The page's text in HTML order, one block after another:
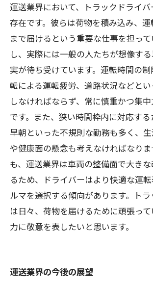
運送業界において、トラックドライ
存在です。彼らは荷物を積み込み、
まで届けるという重要な仕事を担っ
し、実際には一般の人たちが想像す
実が待ち受けています。運転時間の
転による運転疲労、道路状況などと
しなければならず、常に慎重かつ集
です。また、狭い時間枠内に対応す
早朝といった不規則な勤務も多く、
や健康面の懸念も考えなければなり
も、運送業界は車両の整備面で大き
るため、ドライバーはより快適な運
ルマを選択する傾向があります。ト
は日々、荷物を届けるために頑張っ
力に敬意を表したいと思います。
運送業界の今後の展望